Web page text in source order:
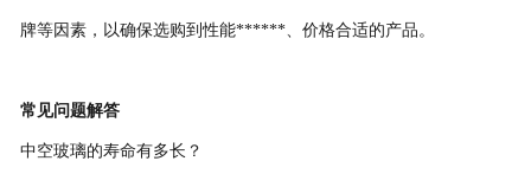
牌等因素，以确保选购到性能******、价格合适的产品。
常见问题解答
中空玻璃的寿命有多长？